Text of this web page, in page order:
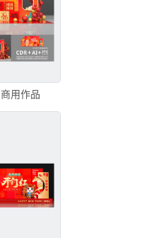
商用作品